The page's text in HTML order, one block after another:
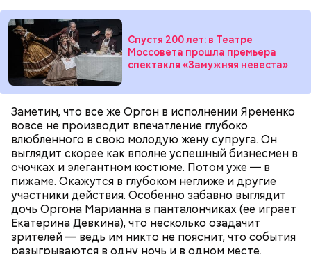
Спустя 200 лет: в Театре
Моссовета прошла премьера
спектакля «Замужняя невеста»
Заметим, что все же Оргон в исполнении Яременко
вовсе не производит впечатление глубоко
влюбленного в свою молодую жену супруга. Он
выглядит скорее как вполне успешный бизнесмен в
очочках и элегантном костюме. Потом уже — в
пижаме. Окажутся в глубоком неглиже и другие
участники действия. Особенно забавно выглядит
дочь Оргона Марианна в панталончиках (ее играет
Екатерина Девкина), что несколько озадачит
зрителей — ведь им никто не пояснит, что события
разыгрываются в одну ночь и в одном месте.
— Там может содержаться огромное количество
нитратов, которое вызовет головокружение,
гипоксию и ухудшение физического состояния, —
предостерегла Соломатина.